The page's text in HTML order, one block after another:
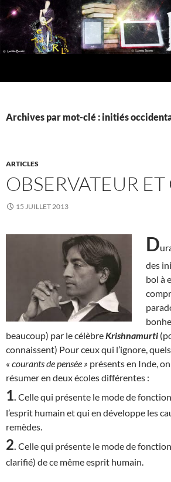
Aller
au
contenu
Archives par mot-clé : initiés
ARTICLES
OBSERVATEUR
15 JUILLET 2013
D
des
bol à
beaucoup) par le célèbre Krishnamurti
connaissent) Pour ceux qui l’ignore,
« courants de pensée » présents en Inde,
résumer en deux écoles différentes :
1 Celle qui présente le mode de
l’esprit humain et qui en développe les
remèdes.
2 Celle qui présente le mode de
clarifié) de ce même esprit humain.